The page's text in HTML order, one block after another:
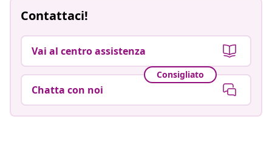
Contattaci!
Vai al centro assistenza
Consigliato
Chatta con noi